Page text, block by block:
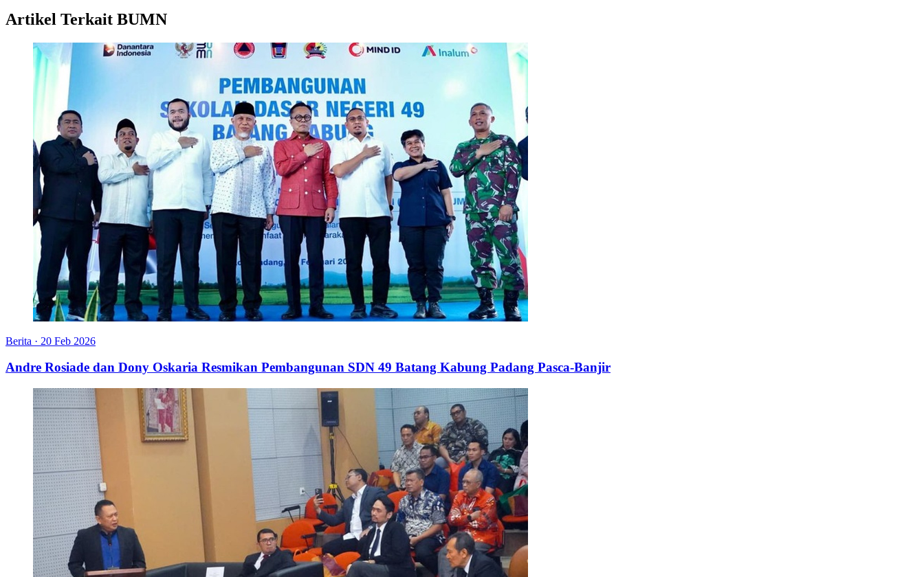
Artikel Terkait BUMN
Berita · 20 Feb 2026
Andre Rosiade dan Dony Oskaria Resmikan Pembangunan SDN 49 Batang Kabung Padang Pasca-Banjir